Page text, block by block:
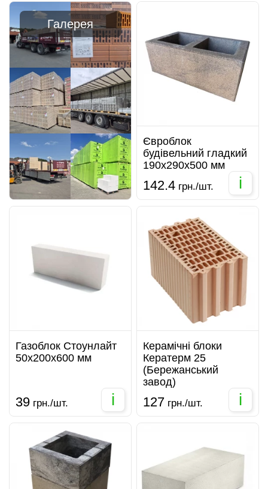
Галерея
Євроблок
будівельний гладкий
190х290х500 мм
142.4 грн./шт. i
Газоблок Стоунлайт
50х200х600 мм
39 грн./шт. i
Керамічні блоки
Кератерм 25
(Бережанський
завод)
127 грн./шт. i